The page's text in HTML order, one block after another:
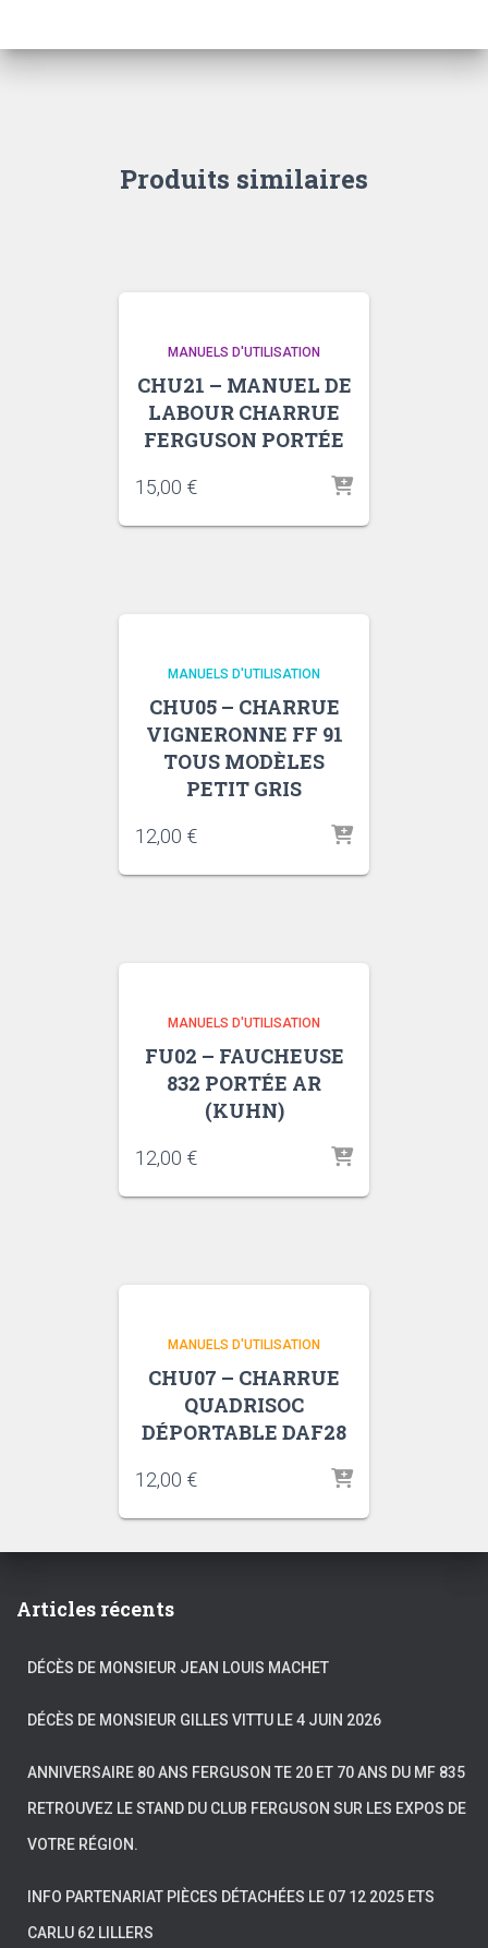
Produits similaires
MANUELS D'UTILISATION
CHU21 – MANUEL DE
LABOUR CHARRUE
FERGUSON PORTÉE
15,00 €
MANUELS D'UTILISATION
CHU05 – CHARRUE
VIGNERONNE FF 91
TOUS MODÈLES
PETIT GRIS
12,00 €
MANUELS D'UTILISATION
FU02 – FAUCHEUSE
832 PORTÉE AR
(KUHN)
12,00 €
MANUELS D'UTILISATION
CHU07 – CHARRUE
QUADRISOC
DÉPORTABLE DAF28
12,00 €
Articles récents
DÉCÈS DE MONSIEUR JEAN LOUIS MACHET
DÉCÈS DE MONSIEUR GILLES VITTU LE 4 JUIN 2026
ANNIVERSAIRE 80 ANS FERGUSON TE 20 ET 70 ANS DU MF 835
RETROUVEZ LE STAND DU CLUB FERGUSON SUR LES EXPOS DE
VOTRE RÉGION.
INFO PARTENARIAT PIÈCES DÉTACHÉES LE 07 12 2025 ETS
CARLU 62 LILLERS